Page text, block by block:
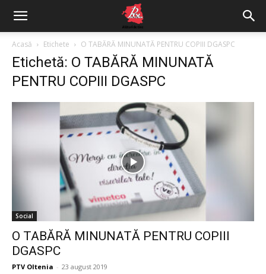
Acasă Etichete O TABĂRĂ MINUNATĂ PENTRU COPIII DGASPC
Etichetă: O TABĂRĂ MINUNATĂ
PENTRU COPIII DGASPC
Social
O TABĂRĂ MINUNATĂ PENTRU COPIII
DGASPC
PTV Oltenia - 23 august 2019